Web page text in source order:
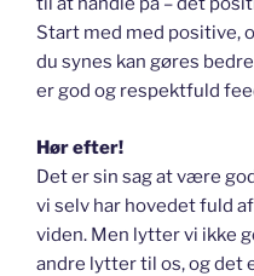
Start med med positive,
du synes kan gøres
er god og respektfuld
Hør efter!
Det er sin sag at være
vi selv har hovedet fuld
viden. Men lytter vi ikke
andre lytter til os, og det